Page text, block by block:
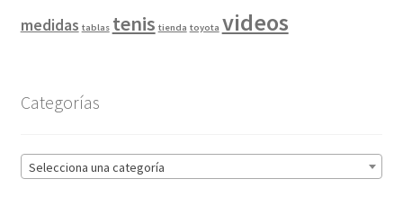
medidas tablas tenis tienda toyota videos
Categorías
Selecciona una categoría